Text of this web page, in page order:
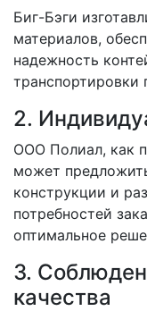
Биг-Бэги
материалов,
надежность
транспортировки
2.
ООО Полиал, как
может
конструкции и
потребностей
оптимальное
3.
качества